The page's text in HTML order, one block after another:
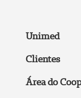
Unimed
Clientes
Área do